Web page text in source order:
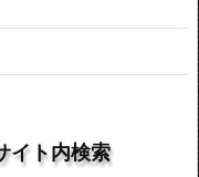
イト内検索